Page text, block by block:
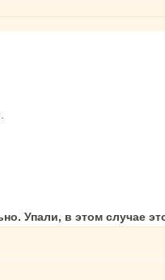
Упали, в этом случае